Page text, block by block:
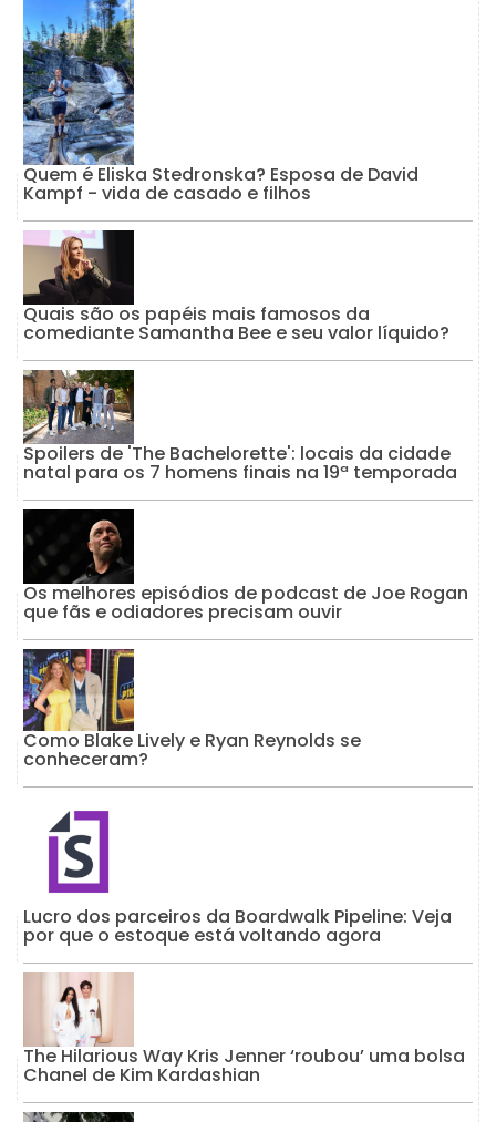
Quem é Eliska Stedronska? Esposa de David
Kampf - vida de casado e filhos
Quais são os papéis mais famosos da
comediante Samantha Bee e seu valor líquido?
Spoilers de 'The Bachelorette': locais da cidade
natal para os 7 homens finais na 19ª temporada
Os melhores episódios de podcast de Joe Rogan
que fãs e odiadores precisam ouvir
Como Blake Lively e Ryan Reynolds se
conheceram?
Lucro dos parceiros da Boardwalk Pipeline: Veja
por que o estoque está voltando agora
The Hilarious Way Kris Jenner ‘roubou’ uma bolsa
Chanel de Kim Kardashian